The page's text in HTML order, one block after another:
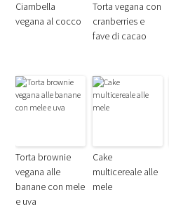
Ciambella
vegana al cocco
Torta vegana con
cranberries e
fave di cacao
Torta brownie
vegana alle
banane con mele
e uva
Cake
multicereale alle
mele